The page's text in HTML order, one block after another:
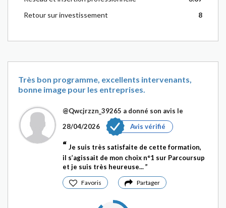
Retour sur investissement
8
Très bon programme, excellents intervenants,
bonne image pour les entreprises.
@Qwcjrzzn_39265 a donné son avis le
28/04/2026
Avis vérifié
Je suis très satisfaite de cette formation,
il s’agissait de mon choix n°1 sur Parcoursup
et je suis très heureuse...
Favoris Partager